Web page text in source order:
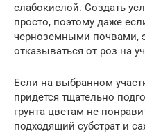
слабокислой. Создать
просто, поэтому даже
черноземными почвами,
отказываться от роз на
Если на выбранном
придется тщательно
грунта цветам не
подходящий субстрат и